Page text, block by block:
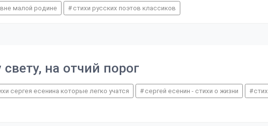
малой родине стихи русских поэтов классиков
на отчий порог
сергея есенина которые легко учатся сергей есенин - стихи о жизни